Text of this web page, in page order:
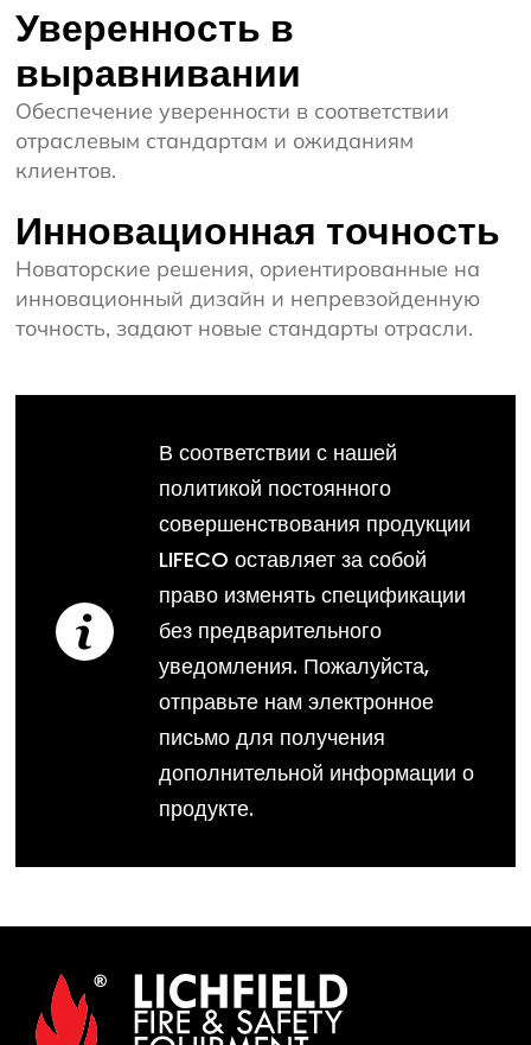
Уверенность в
выравнивании
Обеспечение уверенности в соответствии
отраслевым стандартам и ожиданиям
клиентов.
Инновационная точность
Новаторские решения, ориентированные на
инновационный дизайн и непревзойденную
точность, задают новые стандарты отрасли.
В соответствии с нашей
политикой постоянного
совершенствования продукции
LIFECO оставляет за собой
право изменять спецификации
без предварительного
уведомления. Пожалуйста,
отправьте нам электронное
письмо для получения
дополнительной информации о
продукте.